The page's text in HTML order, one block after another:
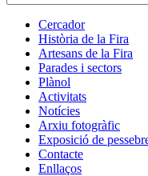
Cercador
Història de la Fira
Artesans de la Fira
Parades i sectors
Plànol
Activitats
Notícies
Arxiu fotogràfic
Exposició de
Contacte
Enllaços